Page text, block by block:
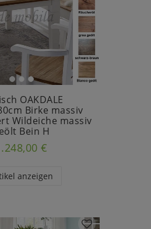
OAKDALE
Birke massiv
Wildeiche massiv
Bein H
€
anzeigen